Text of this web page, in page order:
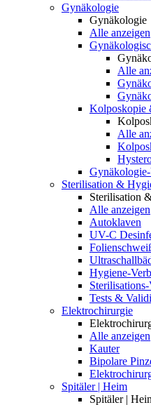
Gynäkologie
Gynäkologie
Alle anzeigen
Alle
Kolposkopie
Alle
Sterilisation &
Sterilisation
Alle anzeigen
Autoklaven
UV-C
Hygiene-
Tests &
Elektrochirurgie
Alle anzeigen
Kauter
Bipolare
Spitäler | Heim
Spitäler |